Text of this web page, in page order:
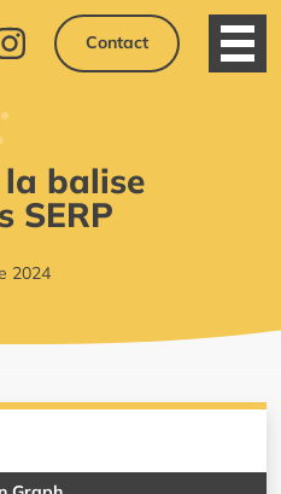
Instagram
Contact
balise
SERP
2024